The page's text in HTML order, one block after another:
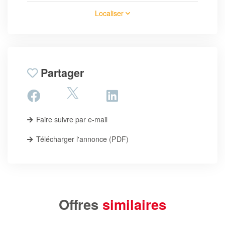
Localiser
Partager
Faire suivre par e-mail
Télécharger l'annonce (PDF)
Offres similaires